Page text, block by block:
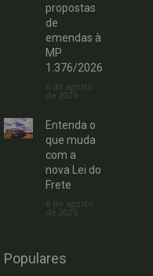
propostas
de
emendas à
MP
1.376/2026
6 de agosto
de 2026
Entenda o
que muda
com a
nova Lei do
Frete
6 de agosto
de 2026
Populares